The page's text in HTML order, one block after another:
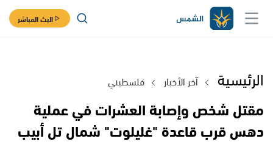
البث المباشر
الرئيسية آخر الأخبار فلسطيني
مقتل شخص وإصابة العشرات في عملية
دهس قرب قاعدة "غليلوت" شمال تل أبيب